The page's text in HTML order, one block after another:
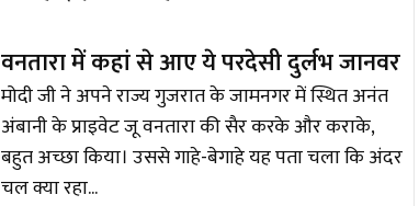
वनतारा में कहां से आए ये परदेसी दुर्लभ जानवर
मोदी जी ने अपने राज्य गुजरात के जामनगर में स्थित अनंत
अंबानी के प्राइवेट जू वनतारा की सैर करके और कराके,
बहुत अच्छा किया। उससे गाहे-बेगाहे यह पता चला कि अंदर
चल क्या रहा...